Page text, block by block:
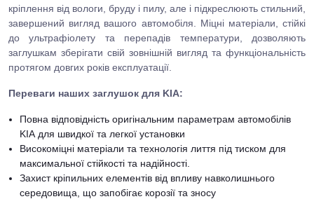
кріплення від вологи, бруду і пилу, але і підкреслюють стильний,
завершений вигляд вашого автомобіля. Міцні матеріали, стійкі
до ультрафіолету та перепадів температури, дозволяють
заглушкам зберігати свій зовнішній вигляд та функціональність
протягом довгих років експлуатації.
Переваги наших заглушок для KIA:
Повна відповідність оригінальним параметрам автомобілів
KIA для швидкої та легкої установки
Високоміцні матеріали та технологія лиття під тиском для
максимальної стійкості та надійності.
Захист кріпильних елементів від впливу навколишнього
середовища, що запобігає корозії та зносу